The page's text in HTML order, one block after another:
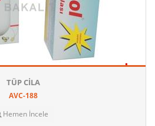
TÜP CILA
AVC-188
Hemen İncele